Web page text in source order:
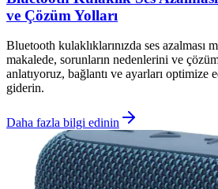
ve Çözüm Yolları
Bluetooth kulaklıklarınızda ses azalması
makalede, sorunların nedenlerini ve
anlatıyoruz, bağlantı ve ayarları optimize
giderin.
Daha fazla bilgi edinin